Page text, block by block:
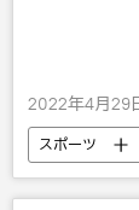
2022年4月29
スポーツ